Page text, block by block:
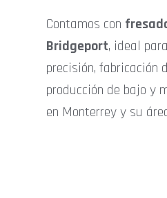
Contamos con
Bridgeport, ideal
precisión, fabricación
producción de bajo y
en Monterrey y su